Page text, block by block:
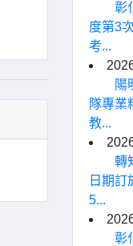
彰
度第3
考...
陽
隊專業
教...
轉
日期訂
5...
彰